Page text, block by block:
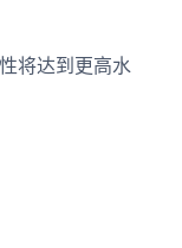
将达到更高水